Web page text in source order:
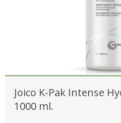
Joico K-Pak Intense
1000 ml.